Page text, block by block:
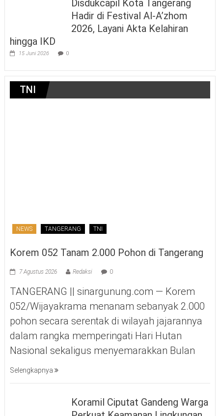
Disdukcapil Kota Tangerang
Hadir di Festival Al-A’zhom
2026, Layani Akta Kelahiran
hingga IKD
15 Juni 2026 0
TNI
NEWS TANGERANG TNI
Korem 052 Tanam 2.000 Pohon di Tangerang
7 Agustus 2026 Redaksi 0
TANGERANG || sinargunung.com — Korem
052/Wijayakrama menanam sebanyak 2.000
pohon secara serentak di wilayah jajarannya
dalam rangka memperingati Hari Hutan
Nasional sekaligus menyemarakkan Bulan
Selengkapnya
Koramil Ciputat Gandeng Warga